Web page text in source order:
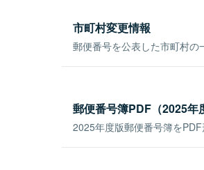
市町村変更情報
郵便番号を公表した市町村の
郵便番号簿PDF（2025年
2025年度版郵便番号簿をPDF